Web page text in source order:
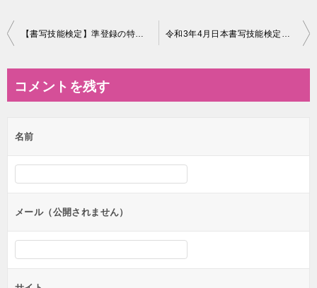
投
ビ
ー
シ
ン
コメントを残す
名前
メール（公開されません）